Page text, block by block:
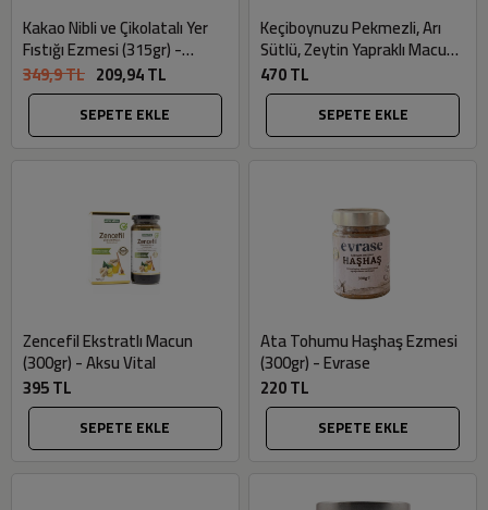
Kakao Nibli ve Çikolatalı Yer
Fıstığı Ezmesi (315gr) -
Fropie
349,9 TL 209,94 TL
SEPETE EKLE
Keçiboynuzu Pekmezli, Arı
Sütlü, Zeytin Yapraklı Macun
(300gr) - Aksu Vital
470 TL
SEPETE EKLE
Zencefil Ekstratlı Macun
(300gr) - Aksu Vital
395 TL
SEPETE EKLE
Ata Tohumu Haşhaş Ezmesi
(300gr) - Evrase
220 TL
SEPETE EKLE